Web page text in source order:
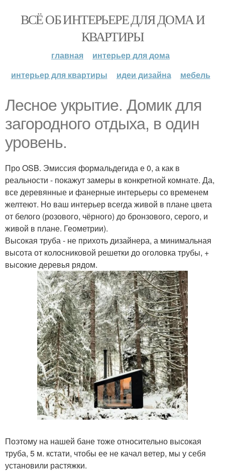
ВСЁ ОБ ИНТЕРЬЕРЕ ДЛЯ ДОМА И
КВАРТИРЫ
главная
интерьер для дома
интерьер для квартиры
идеи дизайна мебель
Лесное укрытие. Домик для
загородного отдыха, в один
уровень.
Про OSB. Эмиссия формальдегида е 0, а как в
реальности - покажут замеры в конкретной комнате. Да,
все деревянные и фанерные интерьеры со временем
желтеют. Но ваш интерьер всегда живой в плане цвета
от белого (розового, чёрного) до бронзового, серого, и
живой в плане. Геометрии).
Высокая труба - не прихоть дизайнера, а минимальная
высота от колосниковой решетки до оголовка трубы, +
высокие деревья рядом.
Поэтому на нашей бане тоже относительно высокая
труба, 5 м. кстати, чтобы ее не качал ветер, мы у себя
установили растяжки.